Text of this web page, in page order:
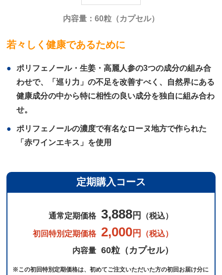
内容量：60粒（カプセル）
若々しく健康であるために
ポリフェノール・生姜・高麗人参の3つの成分の組み合
わせで、「巡り力」の不足を改善すべく、自然界にある
健康成分の中から特に相性の良い成分を独自に組み合わ
せ。
ポリフェノールの濃度で有名なローヌ地方で作られた
「赤ワインエキス」を使用
定期購入コース
通常定期価格 3,888 円 （税込）
初回特別定期価格 2,000 円
（税込）
内容量 60粒（カプセル）
※この初回特別定期価格は、初めてご注文いただいた方の初回お届け分に